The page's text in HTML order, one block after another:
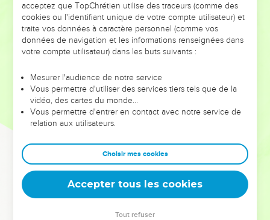
DE L’ANNÉE !
ET SI LEURS ERREURS POUVAIENT VOUS ÉVITER LES
VOTRES ?
leur foi ou leur vision. Mais on voit moins les doutes, les erreurs
et les saisons difficiles qu'ils ont traversés, alors même que ce
sont elles qui les ont façonnés.
Dans cette conférence, leaders, entrepreneurs, et responsables
clés pour avancer avec plus de sagesse afin que leurs erreurs
deviennent vos tremplins. Que vous guidiez un ministère, une
équipe, un groupe ou une famille, leur expérience est faite
acceptez que TopChrétien utilise des traceurs (comme des
cookies ou l'identifiant unique de votre compte utilisateur) et
traite vos données à caractère personnel (comme vos
données de navigation et les informations renseignées dans
votre compte utilisateur) dans les buts suivants :
Mesurer l'audience de notre service
Vous permettre d'utiliser des services tiers tels que de la
vidéo, des cartes du monde…
Vous permettre d'entrer en contact avec notre service de
relation aux utilisateurs.
Choisir mes cookies
Accepter tous les cookies
Tout refuser